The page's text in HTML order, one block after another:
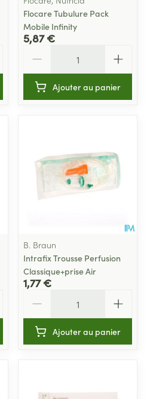
Flocare Tubulure Pack
Mobile Infinity
5,87 €
Ajouter au panier
B. Braun
Intrafix Trousse Perfusion
Classique+prise Air
1,77 €
Ajouter au panier